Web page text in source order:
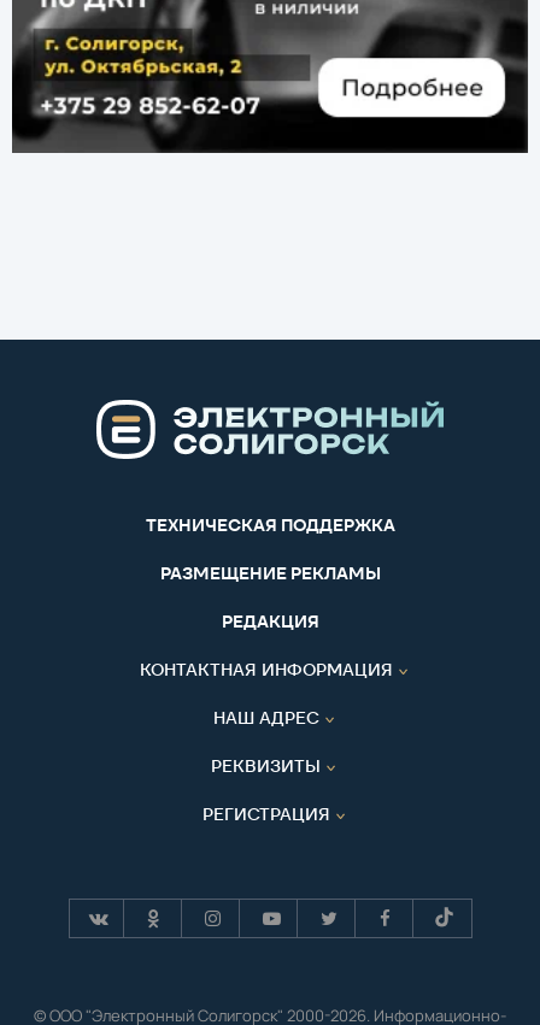
ТЕХНИЧЕСКАЯ ПОДДЕРЖКА
РАЗМЕЩЕНИЕ РЕКЛАМЫ
РЕДАКЦИЯ
КОНТАКТНАЯ ИНФОРМАЦИЯ
НАШ АДРЕС
РЕКВИЗИТЫ
РЕГИСТРАЦИЯ
© ООО "Электронный Солигорск" 2000-2026. Информационно-